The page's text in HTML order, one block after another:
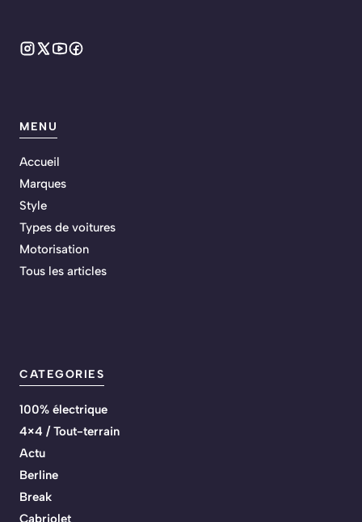
MENU
Accueil
Marques
Style
Types de voitures
Motorisation
Tous les articles
CATEGORIES
100% électrique
4×4 / Tout-terrain
Actu
Berline
Break
Cabriolet